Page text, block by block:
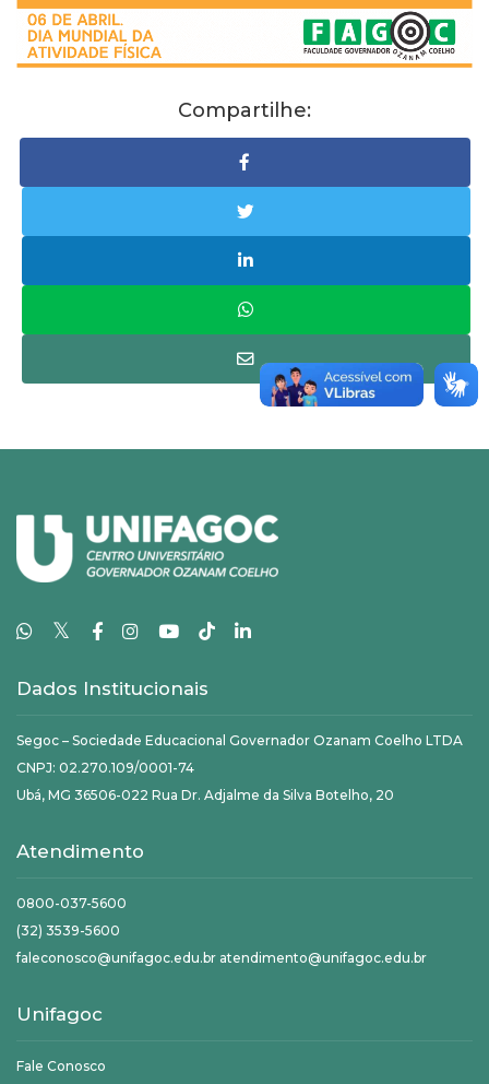
Compartilhe:
𝕏
Dados Institucionais
Segoc – Sociedade Educacional Governador Ozanam Coelho LTDA
CNPJ: 02.270.109/0001-74
Ubá, MG 36506-022 Rua Dr. Adjalme da Silva Botelho, 20
Atendimento
0800-037-5600
(32) 3539-5600
faleconosco@unifagoc.edu.br atendimento@unifagoc.edu.br
Unifagoc
Fale Conosco